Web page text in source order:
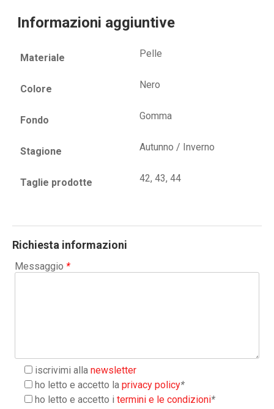
Informazioni aggiuntive
Materiale Pelle
Colore Nero
Fondo Gomma
Stagione Autunno / Inverno
Taglie prodotte 42, 43, 44
Richiesta informazioni
Messaggio *
iscrivimi allanewsletter
ho letto e accetto laprivacy policy*
ho letto e accetto itermini e le condizioni*